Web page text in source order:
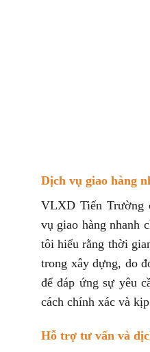
Dịch vụ giao hàng
VLXD Tiến Trường
vụ giao hàng nhanh
tôi hiểu rằng thời
trong xây dựng, do
để đáp ứng sự yêu
cách chính xác và
Hỗ trợ tư vấn và